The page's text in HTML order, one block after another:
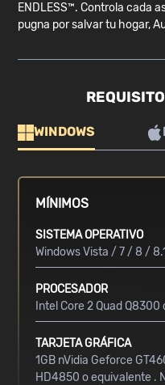
ENDLESS™. Controla cada
pugna por salvar tu hogar,
WINDOWS
MÍNIMOS
SISTEMA OPERATIVO
Windows Vista / 7 / 8 /
PROCESADOR
Intel Core 2 Quad
TARJETA GRÁFICA
1GB nVidia Geforce
HD4850 o equivalente .